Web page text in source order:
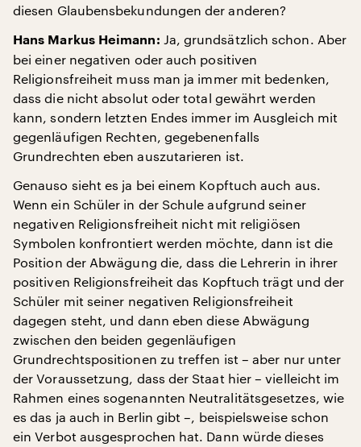
diesen Glaubensbekundungen der anderen?
Hans Markus Heimann: Ja, grundsätzlich schon. Aber
bei einer negativen oder auch positiven
Religionsfreiheit muss man ja immer mit bedenken,
dass die nicht absolut oder total gewährt werden
kann, sondern letzten Endes immer im Ausgleich mit
gegenläufigen Rechten, gegebenenfalls
Grundrechten eben auszutarieren ist.
Genauso sieht es ja bei einem Kopftuch auch aus.
Wenn ein Schüler in der Schule aufgrund seiner
negativen Religionsfreiheit nicht mit religiösen
Symbolen konfrontiert werden möchte, dann ist die
Position der Abwägung die, dass die Lehrerin in ihrer
positiven Religionsfreiheit das Kopftuch trägt und der
Schüler mit seiner negativen Religionsfreiheit
dagegen steht, und dann eben diese Abwägung
zwischen den beiden gegenläufigen
Grundrechtspositionen zu treffen ist – aber nur unter
der Voraussetzung, dass der Staat hier – vielleicht im
Rahmen eines sogenannten Neutralitätsgesetzes, wie
es das ja auch in Berlin gibt –, beispielsweise schon
ein Verbot ausgesprochen hat. Dann würde dieses